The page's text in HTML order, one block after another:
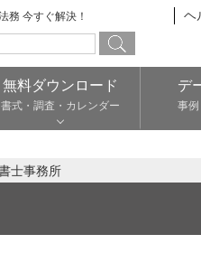
務 今すぐ解決！ ヘ
無料ダウンロード
書式・調査・カレンダー
デ
事
士事務所